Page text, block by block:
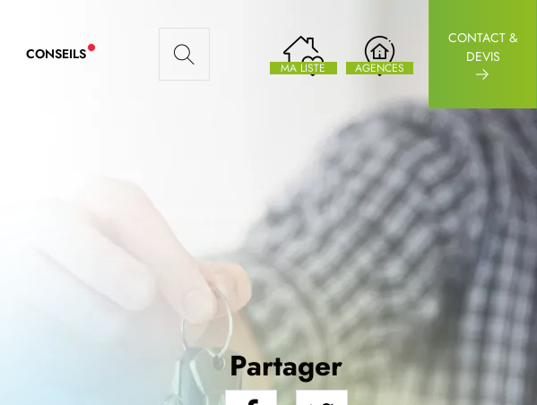
CONSEILS NOUVEAUX ARTICLES
MA LISTE AGENCES
CONTACT &
DEVIS
Partager